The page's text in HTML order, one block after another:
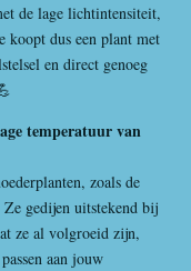
de lage lichtintensiteit,
koopt dus een plant met
en direct genoeg
temperatuur van
zoals de
gedijen uitstekend bij
ze al volgroeid zijn,
aan jouw